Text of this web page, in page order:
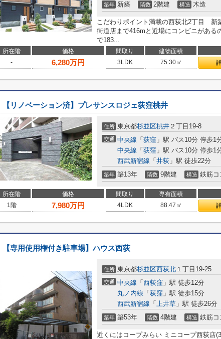
築年 新築 階数 2階建 構造 木造
こだわりポイント満載の西荻北2丁目 新
街道店まで416mと近場にコンビニがある
で183...
所在階 価格 間取り 建物面積
-
6,280万円 3LDK 75.30㎡
【リノベーション済】プレサンスロジェ荻窪桃井
住所 東京都杉並区桃井 ２丁目19-8
交通 中央線 「 荻窪 」駅 バス10分 停歩1
中央線 「 荻窪 」駅 バス10分 停歩1
西武新宿線 「 井荻 」駅 徒歩22分
築年 築13年 階数 9階建 構造 鉄筋コ
所在階 価格 間取り 専有面積
1階
7,980万円 4LDK 88.47㎡
【専用使用権付き駐車場】ハウス西荻
住所 東京都杉並区西荻北 １丁目19-25
交通 中央線 「 西荻窪 」駅 徒歩12分
丸ノ内線 「 荻窪 」駅 徒歩15分
西武新宿線 「 上井草 」駅 徒歩26分
築年 築53年 階数 4階建 構造 鉄筋コ
近くにはコープみらい ミニコープ西荻店